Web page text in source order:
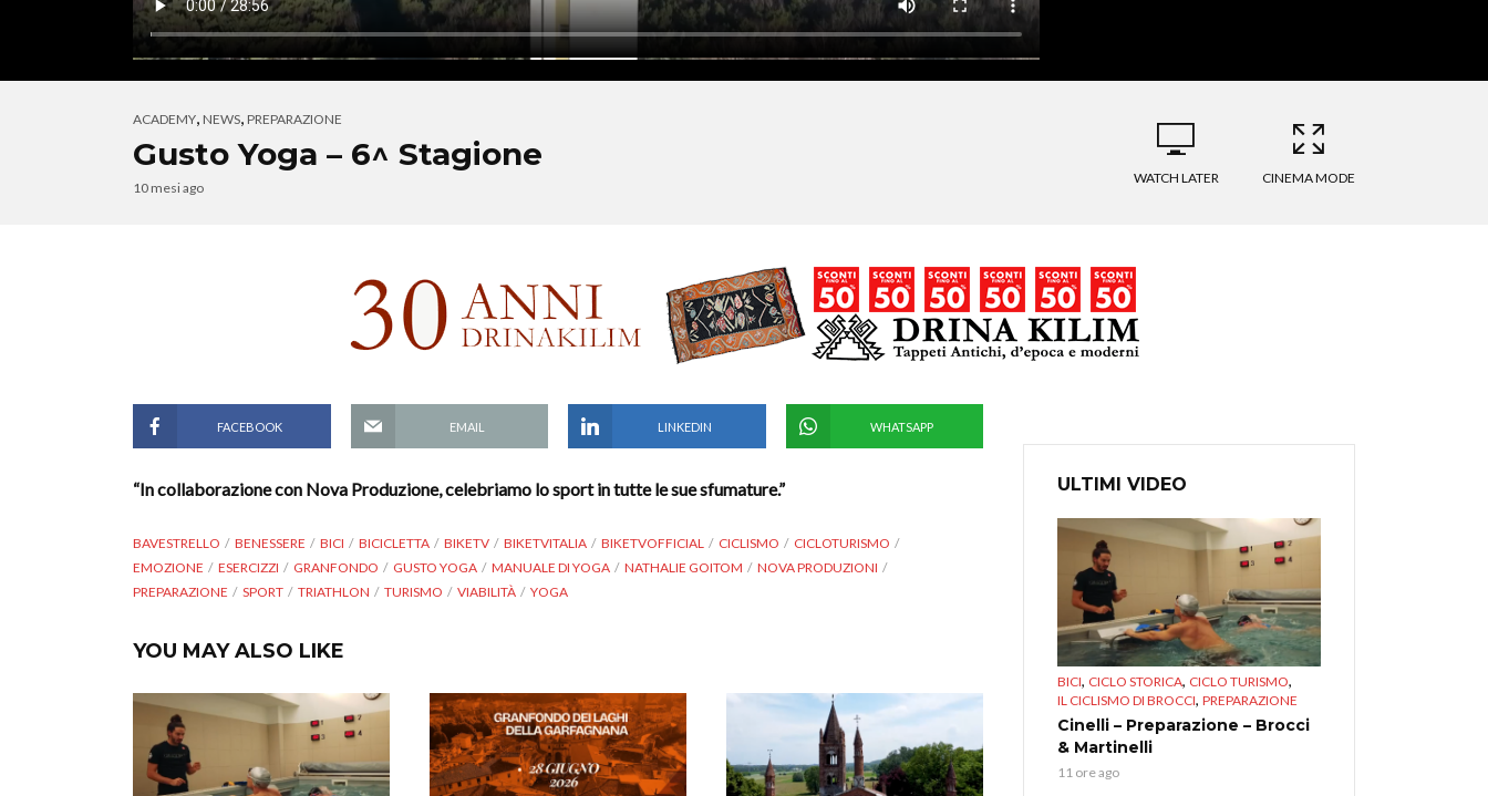
ACADEMY, NEWS, PREPARAZIONE
Gusto Yoga – 6^ Stagione
10 mesi ago
WATCH LATER CINEMA MODE
FACEBOOK EMAIL LINKEDIN WHATSAPP
“In collaborazione con Nova Produzione, celebriamo lo sport in tutte le sue sfumature.”
BAVESTRELLO BENESSERE BICI BICICLETTA BIKETV BIKETVITALIA BIKETVOFFICIAL CICLISMO
CICLOTURISMO
EMOZIONE
ESERCIZZI GRANFONDO GUSTO YOGA MANUALE DI YOGA NATHALIE GOITOM
NOVA PRODUZIONI
PREPARAZIONE
SPORT TRIATHLON TURISMO VIABILITÀ YOGA
YOU MAY ALSO LIKE
ULTIMI VIDEO
BICI, CICLO STORICA, CICLO TURISMO,
IL CICLISMO DI BROCCI, PREPARAZIONE
Cinelli – Preparazione – Brocci
& Martinelli
11 ore ago